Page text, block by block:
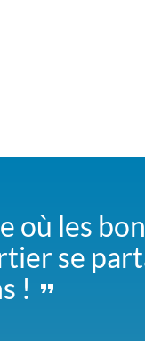
où les
se
!